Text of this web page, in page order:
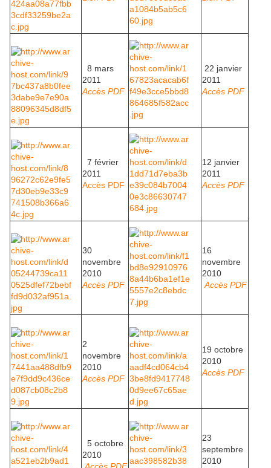
8 mars
2011
Accès PDF
22 janvier
2011
Accès PDF
7 février
2011
Accès PDF
12 janvier
2011
Accès PDF
30
novembre
2010
Accès PDF
16
novembre
2010
Accès PDF
2
novembre
2010
Accès PDF
19 octobre
2010
Accès PDF
5 octobre
2010
23
septembre
2010